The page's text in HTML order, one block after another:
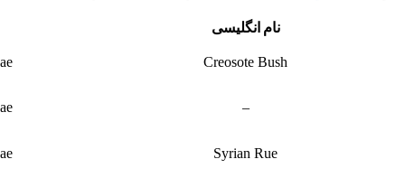
نام انگلیسی
Creosote Bush
–
Syrian Rue